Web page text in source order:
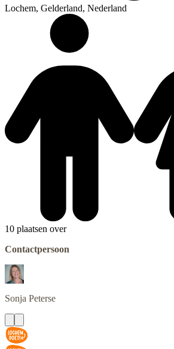
Lochem, Gelderland, Nederland
10 plaatsen over
Contactpersoon
Sonja Peterse